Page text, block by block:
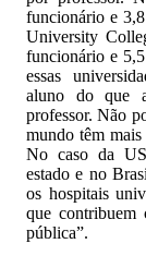
funcionário e
University
funcionário e
essas
aluno do que
professor. Não
mundo têm
No caso da
estado e no
os hospitais
que contribuem
pública”.